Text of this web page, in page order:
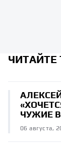
ЧУЖИЕ
06 августа,